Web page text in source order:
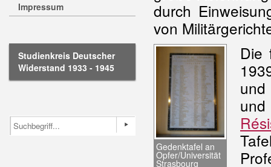
Impressum
Studienkreis Deutscher
Widerstand 1933 - 1945
durch
von
Gedenktafel an
Opfer/Universität
Strasbourg
Die